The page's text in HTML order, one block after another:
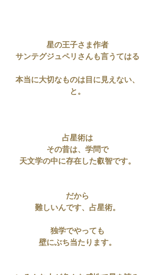
星の王子さま作者
サンテグジュペリさんも言うてはる
本当に大切なものは目に見えない、
と。
占星術は
その昔は、学問で
天文学の中に存在した叡智です。
だから
難しいんです、占星術。
独学でやっても
壁にぶち当たります。